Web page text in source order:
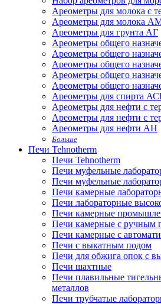
Ареометры для молока с
Ареометры для молока
Ареометры для грунта АГ
Ареометры общего
Ареометры общего
Ареометры общего
Ареометры общего
Ареометры общего
Ареометры для спирта
Ареометры для нефти с
Ареометры для нефти с
Ареометры для нефти АН
Больше
Печи Tehnotherm
Печи Tehnotherm
Печи муфельные
Печи муфельные
Печи камерные
Печи лабораторные
Печи камерные
Печи камерные с ручным
Печи камерные с
Печи с выкатным подом
Печи для обжига опок с
Печи шахтные
Печи плавильные
металлов
Печи трубчатые